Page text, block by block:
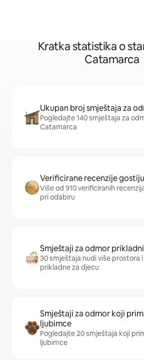
Kratka statistika o
Catamarca
Ukupan broj smještaja za
Pogledajte 140 smještaja za
Catamarca
Verificirane recenzije gostiju
Više od 910 verificiranih
pri odabiru
Smještaji za odmor
30 smještaja nudi više prostora
prikladne za djecu
Smještaji za odmor koji
ljubimce
Pogledajte 20 smještaja koji
ljubimce